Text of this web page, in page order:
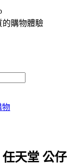
的購物體驗
物
天堂 公仔